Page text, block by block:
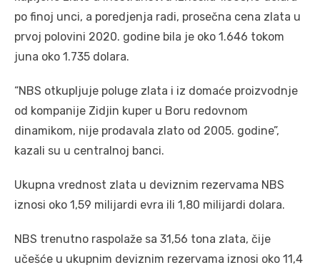
po finoj unci, a poredjenja radi, prosečna cena zlata u
prvoj polovini 2020. godine bila je oko 1.646 tokom
juna oko 1.735 dolara.
“NBS otkupljuje poluge zlata i iz domaće proizvodnje
od kompanije Zidjin kuper u Boru redovnom
dinamikom, nije prodavala zlato od 2005. godine”,
kazali su u centralnoj banci.
Ukupna vrednost zlata u deviznim rezervama NBS
iznosi oko 1,59 milijardi evra ili 1,80 milijardi dolara.
NBS trenutno raspolaže sa 31,56 tona zlata, čije
učešće u ukupnim deviznim rezervama iznosi oko 11,4